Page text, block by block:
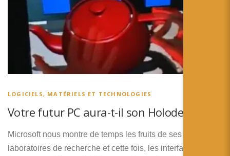
LOGICIELS, MATÉRIELS ET TECHNOLOGIES
Votre futur PC aura-t-il son Holodesk ?
Microsoft nous montre de temps les fruits de ses différents
laboratoires de recherche et cette fois, les interfaces